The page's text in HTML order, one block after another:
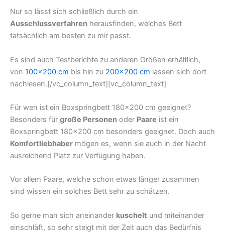
Nur so lässt sich schließlich durch ein
Ausschlussverfahren herausfinden, welches Bett
tatsächlich am besten zu mir passt.
Es sind auch Testberichte zu anderen Größen erhältlich,
von 100×200 cm bis hin zu 200×200 cm lassen sich dort
nachlesen.[/vc_column_text][vc_column_text]
Für wen ist ein Boxspringbett 180×200 cm geeignet?
Besonders für große Personen oder Paare ist ein
Boxspringbett 180×200 cm besonders geeignet. Doch auch
Komfortliebhaber mögen es, wenn sie auch in der Nacht
ausreichend Platz zur Verfügung haben.
Vor allem Paare, welche schon etwas länger zusammen
sind wissen ein solches Bett sehr zu schätzen.
So gerne man sich aneinander kuschelt und miteinander
einschläft, so sehr steigt mit der Zeit auch das Bedürfnis